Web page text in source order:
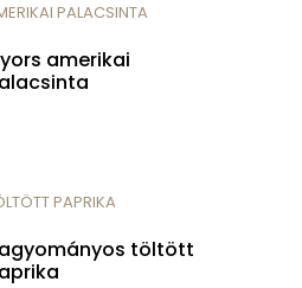
PALACSINTA
amerikai
PAPRIKA
töltött